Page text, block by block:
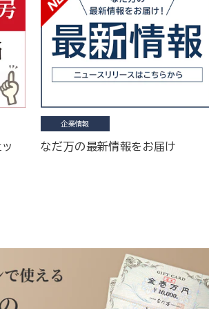
企業情報
なだ万の最新情報をお届け